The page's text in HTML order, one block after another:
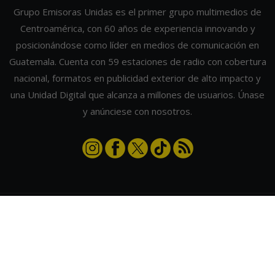
Grupo Emisoras Unidas es el primer grupo multimedios de
Centroamérica, con 60 años de experiencia innovando y
posicionándose como líder en medios de comunicación en
Guatemala. Cuenta con 59 estaciones de radio con cobertura
nacional, formatos en publicidad exterior de alto impacto y
una Unidad Digital que alcanza a millones de usuarios. Únase
y anúnciese con nosotros.